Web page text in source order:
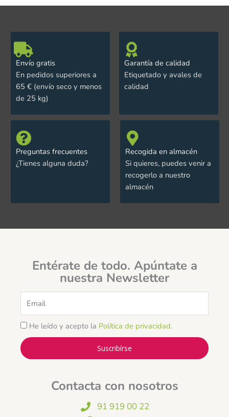
Envío gratis
En pedidos superiores a
65 € (envío seco y menos
de 25 kg)
Garantía de calidad
Etiquetado y avales de
calidad
Preguntas frecuentes
¿Tienes alguna duda?
Recogida en almacén
Si quieres, puedes venir a
recogerlo a nuestro
almacén
Entérate de todo. Apúntate a
nuestra Newsletter
He leído y acepto la Política de privacidad.
Suscribírse
Contacta con nosotros
91 919 00 22